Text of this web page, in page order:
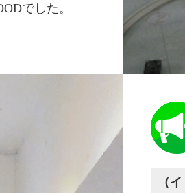
でした。
（